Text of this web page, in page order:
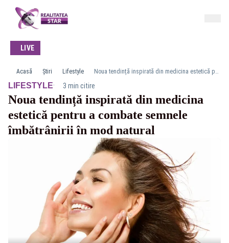
LIVE
Acasă Știri Lifestyle Noua tendință inspirată din medicina estetică pentru a combate semnele îmbătrânirii în mod natural
LIFESTYLE· 3 min citire
Noua tendință inspirată din medicina
estetică pentru a combate semnele
îmbătrânirii în mod natural